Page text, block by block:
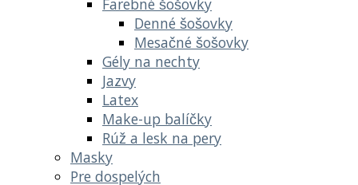
Denné šošovky
Mesačné šošovky
Gély na nechty
Jazvy
Latex
Make-up balíčky
Rúž a lesk na pery
Masky
Pre dospelých